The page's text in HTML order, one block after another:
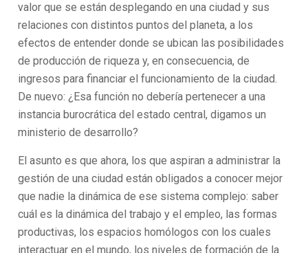
valor que se están desplegando en una ciudad y sus
relaciones con distintos puntos del planeta, a los
efectos de entender donde se ubican las posibilidades
de producción de riqueza y, en consecuencia, de
ingresos para financiar el funcionamiento de la ciudad.
De nuevo: ¿Esa función no debería pertenecer a una
instancia burocrática del estado central, digamos un
ministerio de desarrollo?
El asunto es que ahora, los que aspiran a administrar la
gestión de una ciudad están obligados a conocer mejor
que nadie la dinámica de ese sistema complejo: saber
cuál es la dinámica del trabajo y el empleo, las formas
productivas, los espacios homólogos con los cuales
interactuar en el mundo, los niveles de formación de la